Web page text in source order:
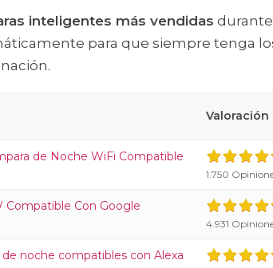
inteligentes más vendidas
para que siempre tenga
Valoración
de Noche WiFi Compatible
1.750
Con Google
4.931
noche compatibles con Alexa